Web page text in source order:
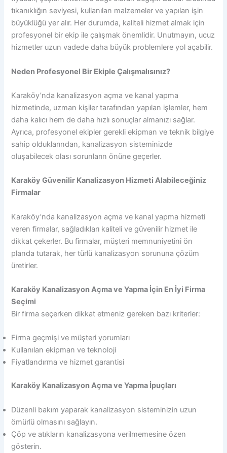
tıkanıklığın seviyesi, kullanılan malzemeler ve yapılan işin
büyüklüğü yer alır. Her durumda, kaliteli hizmet almak için
profesyonel bir ekip ile çalışmak önemlidir. Unutmayın, ucuz
hizmetler uzun vadede daha büyük problemlere yol açabilir.
Neden Profesyonel Bir Ekiple Çalışmalısınız?
Karaköy’nda kanalizasyon açma ve kanal yapma
hizmetinde, uzman kişiler tarafından yapılan işlemler, hem
daha kalıcı hem de daha hızlı sonuçlar almanızı sağlar.
Ayrıca, profesyonel ekipler gerekli ekipman ve teknik bilgiye
sahip olduklarından, kanalizasyon sisteminizde
oluşabilecek olası sorunların önüne geçerler.
Karaköy Güvenilir Kanalizasyon Hizmeti Alabileceğiniz
Firmalar
Karaköy’nda kanalizasyon açma ve kanal yapma hizmeti
veren firmalar, sağladıkları kaliteli ve güvenilir hizmet ile
dikkat çekerler. Bu firmalar, müşteri memnuniyetini ön
planda tutarak, her türlü kanalizasyon sorununa çözüm
üretirler.
Karaköy Kanalizasyon Açma ve Yapma İçin En İyi Firma
Seçimi
Bir firma seçerken dikkat etmeniz gereken bazı kriterler:
Firma geçmişi ve müşteri yorumları
Kullanılan ekipman ve teknoloji
Fiyatlandırma ve hizmet garantisi
Karaköy Kanalizasyon Açma ve Yapma İpuçları
Düzenli bakım yaparak kanalizasyon sisteminizin uzun
ömürlü olmasını sağlayın.
Çöp ve atıkların kanalizasyona verilmemesine özen
gösterin.